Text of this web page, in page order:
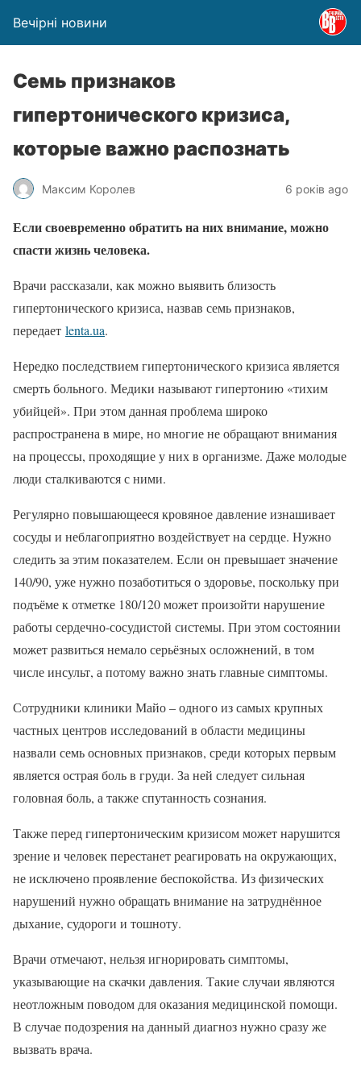
Вечірні новини
Семь признаков
гипертонического кризиса,
которые важно распознать
Максим Королев 6 років ago
Если своевременно обратить на них внимание, можно
спасти жизнь человека.
Врачи рассказали, как можно выявить близость
гипертонического кризиса, назвав семь признаков,
передает lenta.ua.
Нередко последствием гипертонического кризиса является
смерть больного. Медики называют гипертонию «тихим
убийцей». При этом данная проблема широко
распространена в мире, но многие не обращают внимания
на процессы, проходящие у них в организме. Даже молодые
люди сталкиваются с ними.
Регулярно повышающееся кровяное давление изнашивает
сосуды и неблагоприятно воздействует на сердце. Нужно
следить за этим показателем. Если он превышает значение
140/90, уже нужно позаботиться о здоровье, поскольку при
подъёме к отметке 180/120 может произойти нарушение
работы сердечно-сосудистой системы. При этом состоянии
может развиться немало серьёзных осложнений, в том
числе инсульт, а потому важно знать главные симптомы.
Сотрудники клиники Майо – одного из самых крупных
частных центров исследований в области медицины
назвали семь основных признаков, среди которых первым
является острая боль в груди. За ней следует сильная
головная боль, а также спутанность сознания.
Также перед гипертоническим кризисом может нарушится
зрение и человек перестанет реагировать на окружающих,
не исключено проявление беспокойства. Из физических
нарушений нужно обращать внимание на затруднённое
дыхание, судороги и тошноту.
Врачи отмечают, нельзя игнорировать симптомы,
указывающие на скачки давления. Такие случаи являются
неотложным поводом для оказания медицинской помощи.
В случае подозрения на данный диагноз нужно сразу же
вызвать врача.